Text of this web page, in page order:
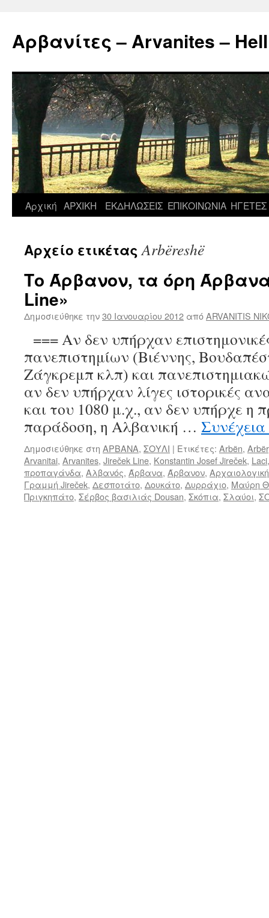
περιεχόμενο
Αρβανίτες – Arvanites –
Αρχική ΑΡΧΙΚΗ ΕΚΔΗΛΩΣΕΙΣ ΕΠΙΚΟΙΝΩΝΙΑ ΗΓΕΤΕΣ
Αρχείο ετικέταςArbëreshë
Το Άρβανον, τα όρη
Line»
Δημοσιεύθηκε την30 Ιανουαρίου 2012 απόARVANITIS
=== Αν δεν υπήρχαν
πανεπιστημίων (Βιέννης,
Ζάγκρεμπ κλπ) και
αν δεν υπήρχαν λίγες ιστορικές
και του 1080 μ.χ., αν δεν υπήρχε η
παράδοση, η Αλβανική … Συνέχεια
Δημοσιεύθηκε στη ΑΡΒΑΝΑ, ΣΟΥΛΙ | Ετικέτες: Arbën, Arbër
Arvanitai, Arvanites, Jireček Line, Konstantin Josef Jireček, Laci
προπαγάνδα, Αλβανός, Άρβανα, Άρβανον,
Γραμμή Jireček, Δεσποτάτο, Δουκάτο, Δυρράχιο, Μαύρη
Πριγκηπάτο, Σέρβος βασιλιάς Dousan, Σκόπια, Σλαύοι,